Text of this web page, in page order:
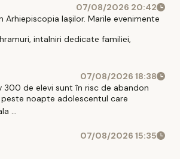
07/08/2026 20:42
Arhiepiscopia Iașilor. Marile evenimente
intalniri dedicate familiei,
07/08/2026 18:38
300 de elevi sunt în risc de abandon
noapte adolescentul care
...
07/08/2026 15:35